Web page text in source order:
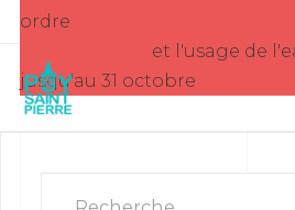
ordre
et l'usage de
jusqu'au 31 octobre